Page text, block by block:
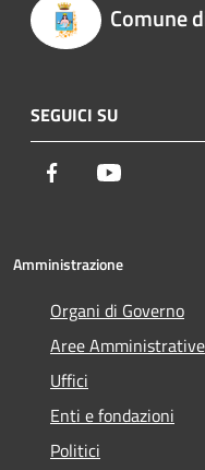
Comune
SEGUICI SU
Facebook
Amministrazione
Organi di Governo
Aree Amministrative
Uffici
Enti e fondazioni
Politici